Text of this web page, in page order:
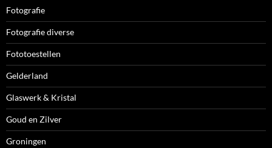
Fotografie
Fotografie diverse
Fototoestellen
Gelderland
Glaswerk & Kristal
Goud en Zilver
Groningen